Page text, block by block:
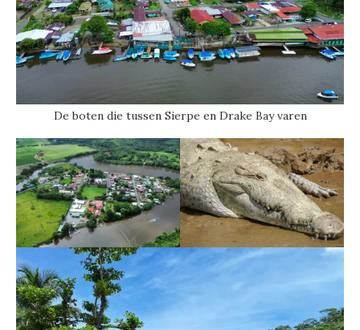
De boten die tussen Sierpe en Drake Bay varen